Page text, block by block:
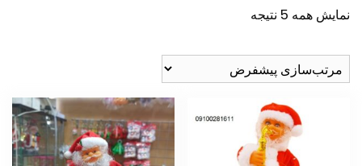
نمایش همه 5 نتیجه